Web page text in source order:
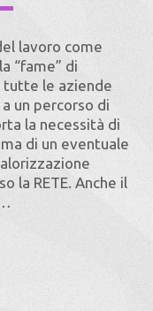
lavoro come
“fame” di
tutte le aziende
un percorso di
la necessità di
di un eventuale
la RETE. Anche il